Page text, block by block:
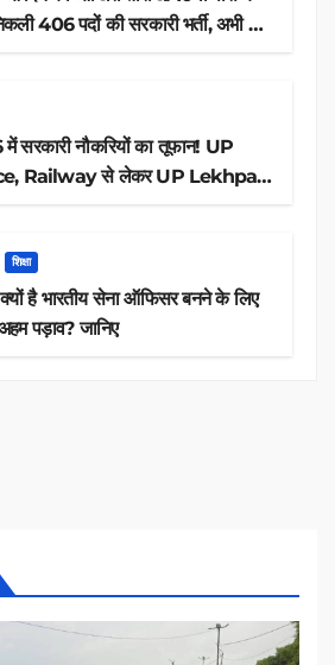
406 पदों की सरकारी भर्ती, अभी करें
सरकारी नौकरियों का तूफान! UP
Railway से लेकर UP Lekhpal
शिक्षा
है भारतीय सेना ऑफिसर बनने के लिए
पड़ाव? जानिए